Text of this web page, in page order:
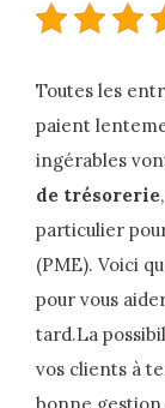
Toutes les
paient
ingérables
de trésorerie
particulier
(PME). Voici
pour vous
tard.La
vos clients à